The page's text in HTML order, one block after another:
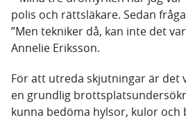
polis och rättsläkare. Sedan
”Men tekniker då, kan inte det
Annelie Eriksson.
För att utreda skjutningar är det
en grundlig
kunna bedöma hylsor, kulor och